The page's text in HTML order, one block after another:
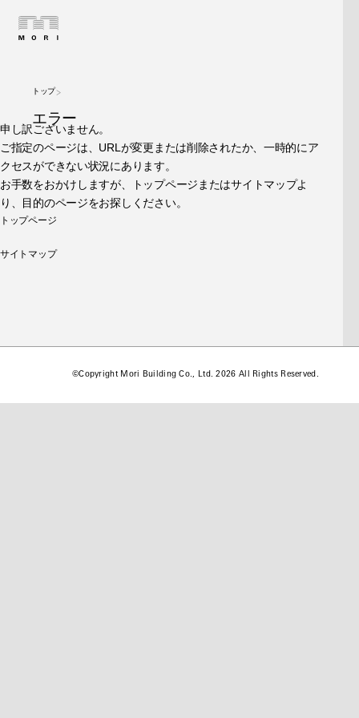
トップ
エラー
申し訳ございません。
ご指定のページは、URLが変更または削除されたか、一時的にア
クセスができない状況にあります。
お手数をおかけしますが、トップページまたはサイトマップよ
り、目的のページをお探しください。
トップページ
サイトマップ
©Copyright Mori Building Co., Ltd. 2026 All Rights Reserved.